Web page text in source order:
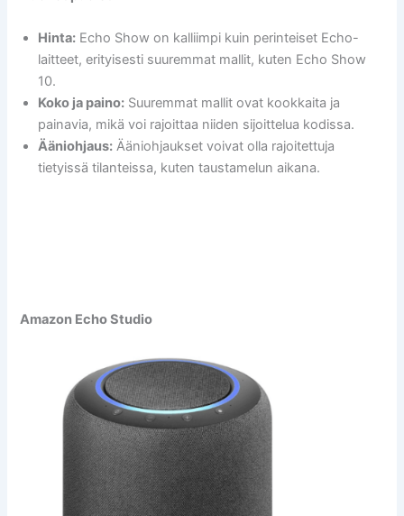
Hinta: Echo Show on kalliimpi kuin perinteiset Echo-
laitteet, erityisesti suuremmat mallit, kuten Echo Show
10.
Koko ja paino: Suuremmat mallit ovat kookkaita ja
painavia, mikä voi rajoittaa niiden sijoittelua kodissa.
Ääniohjaus: Ääniohjaukset voivat olla rajoitettuja
tietyissä tilanteissa, kuten taustamelun aikana.
Amazon Echo Studio